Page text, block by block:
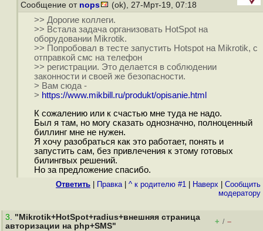
Сообщение от nops (ok), 27-Мрт-19, 07:18
>> Дорогие коллеги.
>> Встала задача организовать HotSpot на
оборудовании Mikrotik.
>> Попробовал в тесте запустить Hotspot на Mikrotik, с
отправкой смс на телефон
>> регистрации. Это делается в соблюдении
законности и своей же безопасности.
> Вам сюда -
> https://www.mikbill.ru/produkt/opisanie.html
К сожалению или к счастью мне туда не надо.
Был я там, но могу сказать однозначно, полноценный
биллинг мне не нужен.
Я хочу разобраться как это работает, понять и
запустить сам, без привлечения к этому готовых
билингвых решений.
Но за предложение спасибо.
Ответить Правка| ^ к родителю #1 Наверх
Cообщить
модератору
3. "Mikrotik+HotSpot+radius+внешняя страница
авторизации на php+SMS"
+ / –